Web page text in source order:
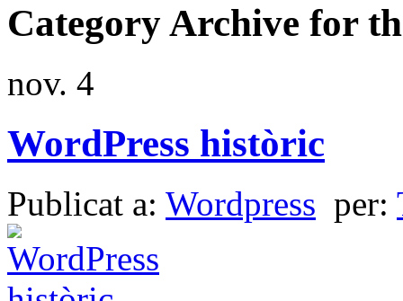
Category Archive for
nov. 4
WordPress històric
Publicat a: Wordpress per: